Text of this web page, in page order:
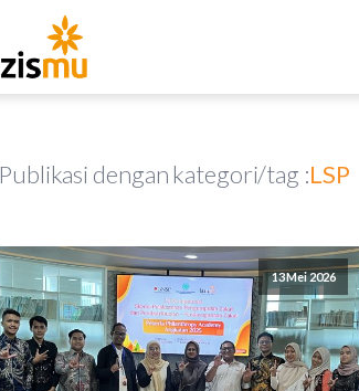
Publikasi dengan kategori/tag :LSP
13 Mei 2026